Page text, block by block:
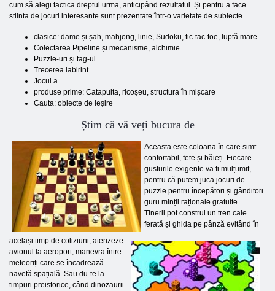
cum să alegi tactica dreptul urma, anticipând rezultatul. Și pentru a face
stiinta de jocuri interesante sunt prezentate într-o varietate de subiecte.
clasice: dame și șah, mahjong, linie, Sudoku, tic-tac-toe, luptă mare
Colectarea Pipeline și mecanisme, alchimie
Puzzle-uri și tag-ul
Trecerea labirint
Jocul a
produse prime: Catapulta, ricoșeu, structura în mișcare
Cauta: obiecte de ieșire
Știm că vă veți bucura de
Aceasta este coloana în care simt
confortabil, fete și băieți. Fiecare
gusturile exigente va fi mulțumit,
pentru că putem juca jocuri de
puzzle pentru începători și gânditori
guru minții raționale gratuite.
Tinerii pot construi un tren cale
ferată și ghida pe pânză evitând în
același timp de coliziuni; aterizeze
avionul la aeroport; manevra între
meteoriți care se încadrează
navetă spațială. Sau du-te la
timpuri preistorice, când dinozaurii